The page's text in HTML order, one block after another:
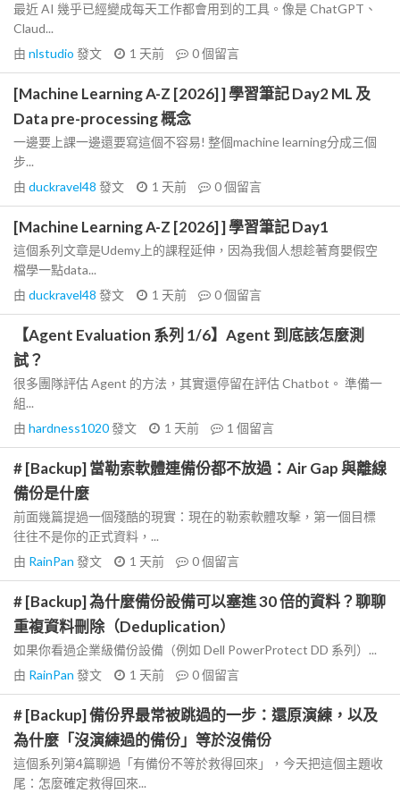
最近 AI 幾乎已經變成每天工作都會用到的工具。像是 ChatGPT、
Claud...
由 nlstudio 發文 1 天前 0個留言
[Machine Learning A-Z [2026] ] 學習筆記 Day2 ML 及
Data pre-processing 概念
一邊要上課一邊還要寫這個不容易! 整個machine learning分成三個
步...
由 duckravel48 發文 1 天前 0個留言
[Machine Learning A-Z [2026] ] 學習筆記 Day1
這個系列文章是Udemy上的課程延伸，因為我個人想趁著育嬰假空
檔學一點data...
由 duckravel48 發文 1 天前 0個留言
【Agent Evaluation 系列 1/6】Agent 到底該怎麼測
試？
很多團隊評估 Agent 的方法，其實還停留在評估 Chatbot。 準備一
組...
由 hardness1020發文 1 天前 1 個留言
# [Backup] 當勒索軟體連備份都不放過：Air Gap 與離線
備份是什麼
前面幾篇提過一個殘酷的現實：現在的勒索軟體攻擊，第一個目標
往往不是你的正式資料，...
由 RainPan 發文 1 天前 0個留言
# [Backup] 為什麼備份設備可以塞進 30 倍的資料？聊聊
重複資料刪除（Deduplication）
如果你看過企業級備份設備（例如 Dell PowerProtect DD 系列）...
由 RainPan 發文 1 天前 0個留言
# [Backup] 備份界最常被跳過的一步：還原演練，以及
為什麼「沒演練過的備份」等於沒備份
這個系列第4篇聊過「有備份不等於救得回來」，今天把這個主題收
尾：怎麼確定救得回來...